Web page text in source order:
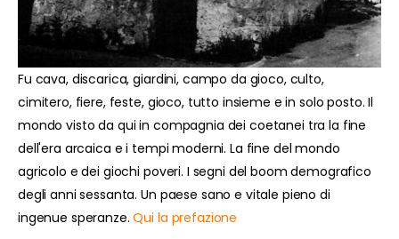
Fu cava, discarica, giardini, campo da gioco, culto,
cimitero, fiere, feste, gioco, tutto insieme e in solo posto. Il
mondo visto da qui in compagnia dei coetanei tra la fine
dell'era arcaica e i tempi moderni. La fine del mondo
agricolo e dei giochi poveri. I segni del boom demografico
degli anni sessanta. Un paese sano e vitale pieno di
ingenue speranze.Qui la prefazione